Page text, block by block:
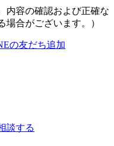
内容の確認および正確な
合がございます。）
の友だち追加
談する